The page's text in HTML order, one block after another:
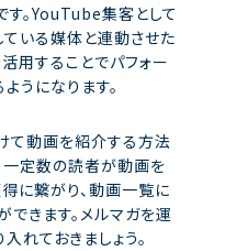
。YouTube集客として
いる媒体と連動させた
用することでパフォー
うになります。
て動画を紹介する方法
一定数の読者が動画を
に繋がり、動画一覧に
きます。メルマガを運
れておきましょう。